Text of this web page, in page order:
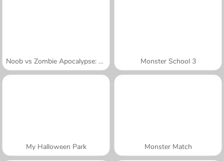
Noob vs Zombie Apocalypse: Shooting Pro Monster School 3
My Halloween Park Monster Match